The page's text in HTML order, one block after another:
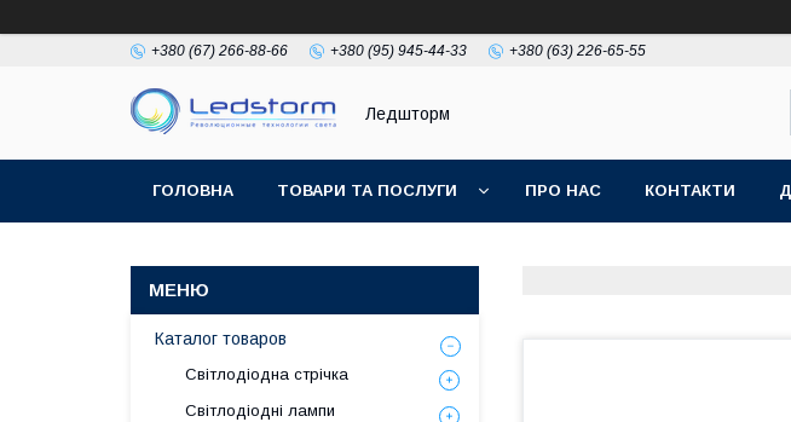
+380 (67) 266-88-66 +380 (95) 945-44-33 +380 (63) 226-65-55
Ледшторм
ГОЛОВНА ТОВАРИ ТА ПОСЛУГИ ПРО НАС КОНТАКТИ
Каталог товаров
Світлодіодна стрічка
Світлодіодні лампи